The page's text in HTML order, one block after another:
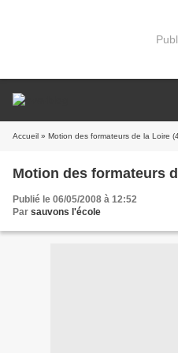
Accueil » Motion des formateurs de la Loire
Motion des formateurs
Publié le 06/05/2008 à 12:52
Par sauvons l'école